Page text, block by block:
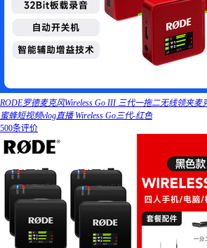
RODE罗德麦克风Wireless Go III 三代一拖二无线领夹
蜜蜂短视频vlog直播 Wireless Go三代-红色
500条评价